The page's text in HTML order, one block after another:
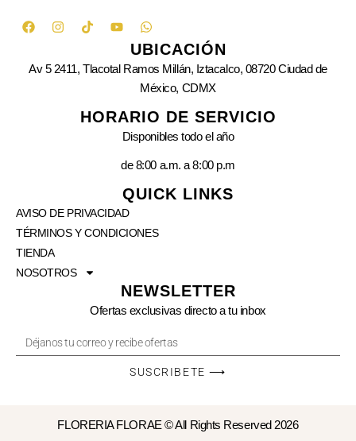
UBICACIÓN
Av 5 2411, Tlacotal Ramos Millán, Iztacalco, 08720 Ciudad de
México, CDMX
HORARIO DE SERVICIO
Disponibles todo el año
de 8:00 a.m. a 8:00 p.m
QUICK LINKS
AVISO DE PRIVACIDAD
TÉRMINOS Y CONDICIONES
TIENDA
NOSOTROS
NEWSLETTER
Ofertas exclusivas directo a tu inbox
SUSCRIBETE ⟶
FLORERIA FLORAE © All Rights Reserved 2026